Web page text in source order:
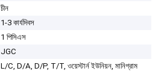
চীন
1-3 কার্যদিবস
1 পিসিএস
JGC
L/C, D/A, D/P, T/T, ওয়েস্টার্ন ইউনিয়ন, মানিগ্রাম